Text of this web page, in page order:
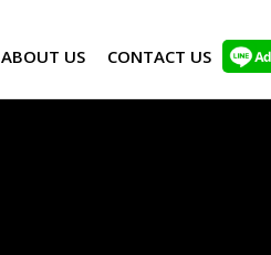
ABOUT US CONTACT US